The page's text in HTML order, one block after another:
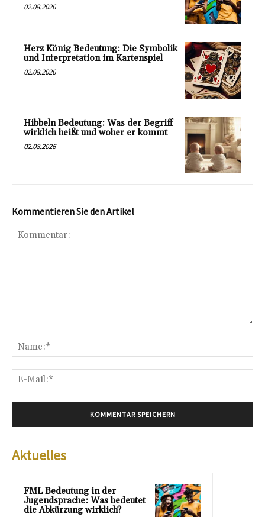
02.08.2026
Herz König Bedeutung: Die Symbolik
und Interpretation im Kartenspiel
02.08.2026
Hibbeln Bedeutung: Was der Begriff
wirklich heißt und woher er kommt
02.08.2026
Kommentieren Sie den Artikel
Aktuelles
FML Bedeutung in der
Jugendsprache: Was bedeutet
die Abkürzung wirklich?